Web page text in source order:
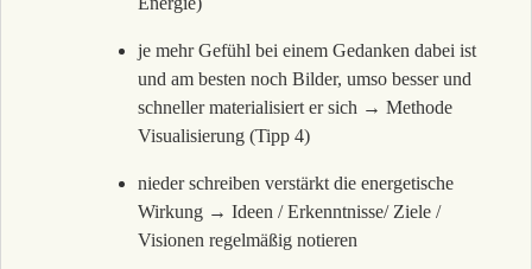
je mehr Gefühl bei einem Gedanken dabei ist
und am besten noch Bilder, umso besser und
schneller materialisiert er sich → Methode
Visualisierung (Tipp 4)
nieder schreiben verstärkt die energetische
Wirkung → Ideen / Erkenntnisse/ Ziele /
Visionen regelmäßig notieren